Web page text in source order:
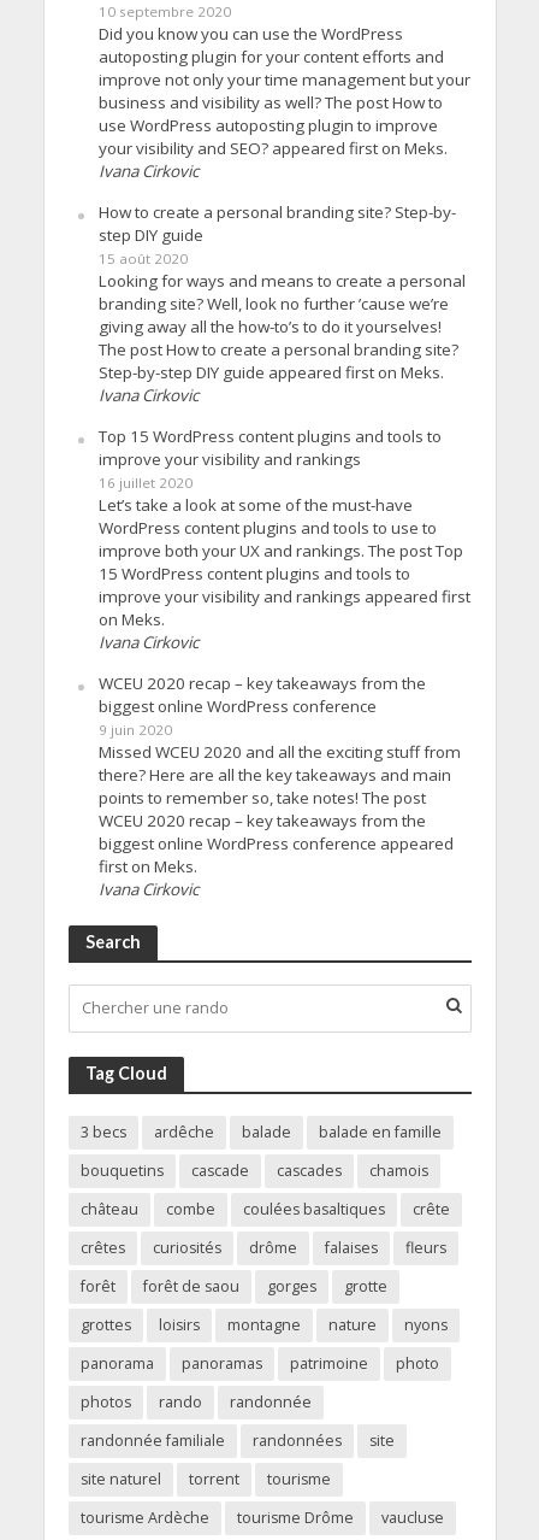
10 septembre 2020
Did you know you can use the WordPress
autoposting plugin for your content efforts and
improve not only your time management but your
business and visibility as well? The post How to
use WordPress autoposting plugin to improve
your visibility and SEO? appeared first on Meks.
Ivana Cirkovic
How to create a personal branding site? Step-by-
step DIY guide
15 août 2020
Looking for ways and means to create a personal
branding site? Well, look no further ’cause we’re
giving away all the how-to’s to do it yourselves!
The post How to create a personal branding site?
Step-by-step DIY guide appeared first on Meks.
Ivana Cirkovic
Top 15 WordPress content plugins and tools to
improve your visibility and rankings
16 juillet 2020
Let’s take a look at some of the must-have
WordPress content plugins and tools to use to
improve both your UX and rankings. The post Top
15 WordPress content plugins and tools to
improve your visibility and rankings appeared first
on Meks.
Ivana Cirkovic
WCEU 2020 recap – key takeaways from the
biggest online WordPress conference
9 juin 2020
Missed WCEU 2020 and all the exciting stuff from
there? Here are all the key takeaways and main
points to remember so, take notes! The post
WCEU 2020 recap – key takeaways from the
biggest online WordPress conference appeared
first on Meks.
Ivana Cirkovic
Search
Tag Cloud
3 becs ardêche balade
balade en famille
bouquetins
cascade cascades
chamois
château
combe coulées basaltiques
crête
crêtes
curiosités drôme falaises
fleurs
forêt
forêt de saou gorges
grotte
grottes
loisirs montagne nature
nyons
panorama
panoramas patrimoine
photo
photos
rando
randonnée
randonnée familiale
randonnées
site
site naturel
torrent
tourisme
tourisme Ardèche
tourisme Drôme vaucluse